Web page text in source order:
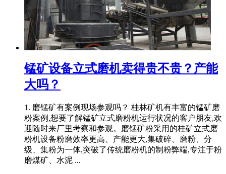
锰矿设备立式磨机卖得贵不贵？产能
大吗？
1. 磨锰矿有案例现场参观吗？ 桂林矿机有丰富的锰矿磨
粉案例,想要了解锰矿立式磨粉机运行状况的客户朋友,欢
迎随时来厂里考察和参观。磨锰矿粉采用的桂矿立式磨
粉机设备粉磨效率更高、产能更大,集破碎、磨粉、分
级、集粉为一体,突破了传统磨粉机的制粉弊端,专注于粉
磨煤矿、水泥 ...